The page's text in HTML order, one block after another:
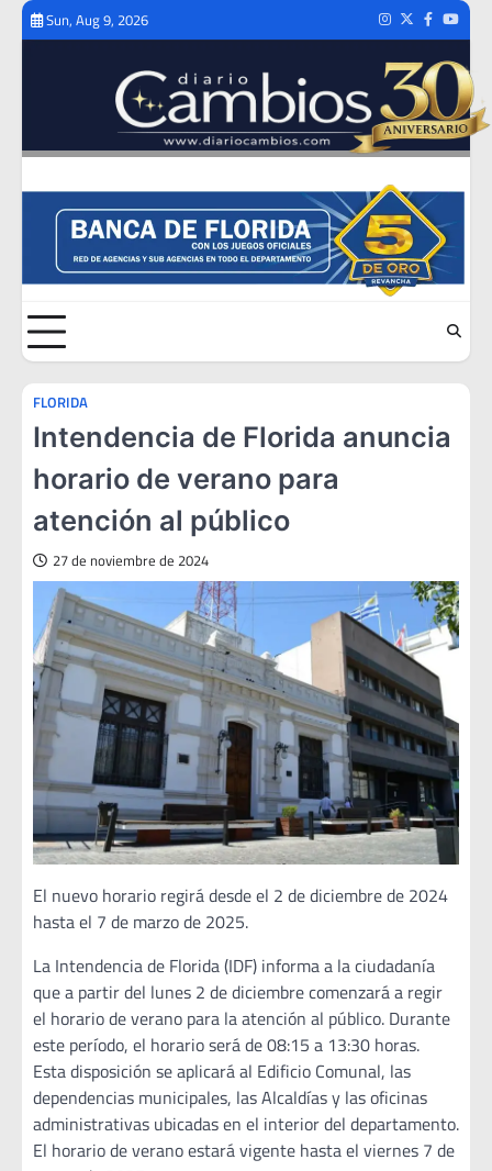
Skip
Sun, Aug 9, 2026 Instagram
TwitterFacebook
FLORIDA
Intendencia de Florida anuncia
horario de verano para
atención al público
27 de noviembre de 2024
El nuevo horario regirá desde el 2 de diciembre de 2024
hasta el 7 de marzo de 2025.
La Intendencia de Florida (IDF) informa a la ciudadanía
que a partir del lunes 2 de diciembre comenzará a regir
el horario de verano para la atención al público. Durante
este período, el horario será de 08:15 a 13:30 horas.
Esta disposición se aplicará al Edificio Comunal, las
dependencias municipales, las Alcaldías y las oficinas
administrativas ubicadas en el interior del departamento.
El horario de verano estará vigente hasta el viernes 7 de